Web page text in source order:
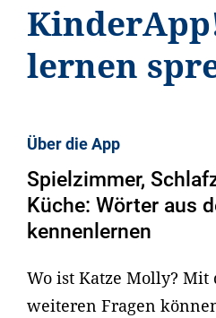
lernen
Über die App
Spielzimmer,
Küche: Wörter aus
kennenlernen
Wo ist Katze Molly?
weiteren Fragen